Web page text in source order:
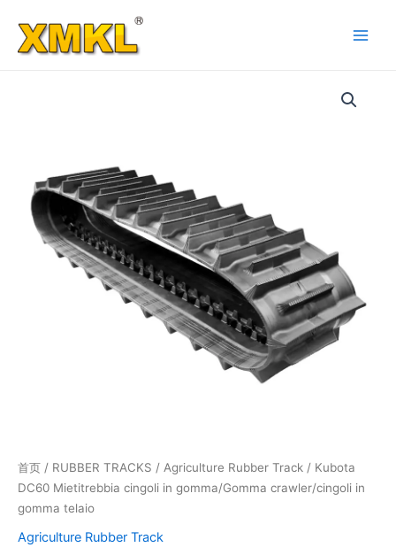
首页 / RUBBER TRACKS / Agriculture Rubber Track / Kubota
DC60 Mietitrebbia cingoli in gomma/Gomma crawler/cingoli in
gomma telaio
Agriculture Rubber Track